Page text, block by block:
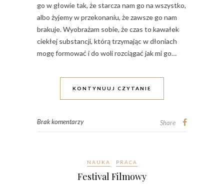
go w głowie tak, że starcza nam go na wszystko,
albo żyjemy w przekonaniu, że zawsze go nam
brakuje. Wyobrażam sobie, że czas to kawałek
ciekłej substancji, którą trzymając w dłoniach
mogę formować i do woli rozciągać jak mi go…
KONTYNUUJ CZYTANIE
Brak komentarzy Share
NAUKA PRACA
Festival Filmowy